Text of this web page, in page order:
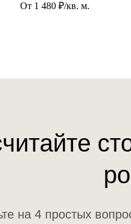
От 1 480 ₽/кв. м.
на 4 простых